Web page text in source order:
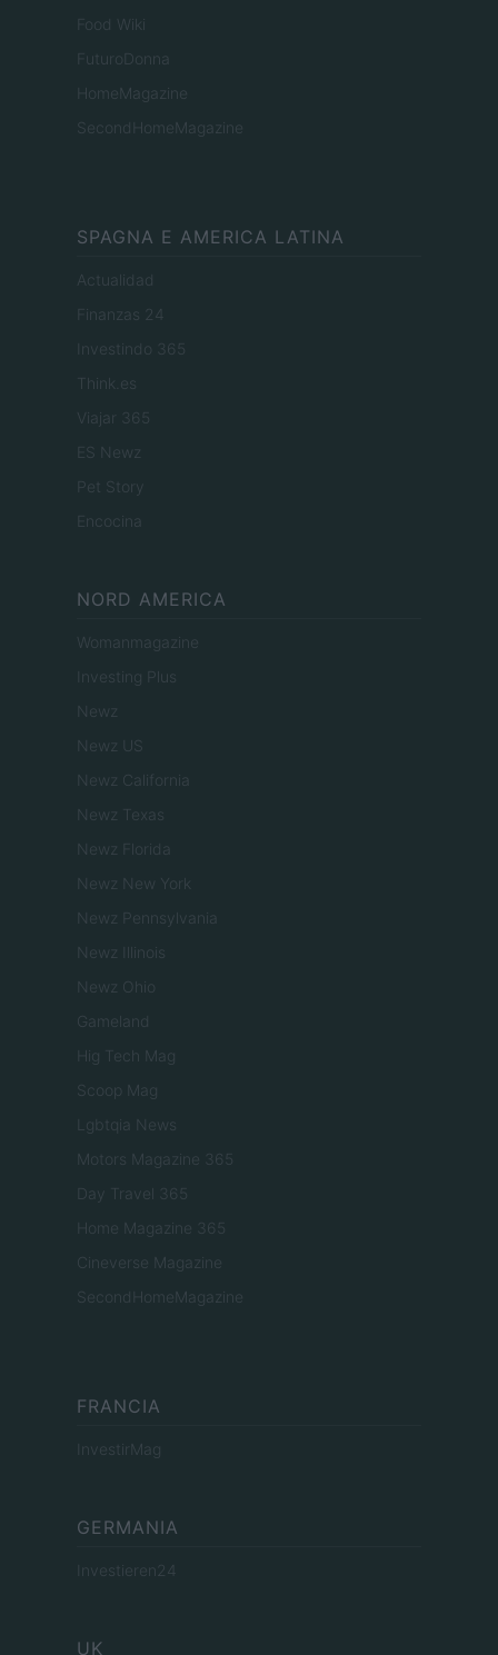
Food Wiki
FuturoDonna
HomeMagazine
SecondHomeMagazine
SPAGNA E AMERICA LATINA
Actualidad
Finanzas 24
Investindo 365
Think.es
Viajar 365
ES Newz
Pet Story
Encocina
NORD AMERICA
Womanmagazine
Investing Plus
Newz
Newz US
Newz California
Newz Texas
Newz Florida
Newz New York
Newz Pennsylvania
Newz Illinois
Newz Ohio
Gameland
Hig Tech Mag
Scoop Mag
Lgbtqia News
Motors Magazine 365
Day Travel 365
Home Magazine 365
Cineverse Magazine
SecondHomeMagazine
FRANCIA
InvestirMag
GERMANIA
Investieren24
UK